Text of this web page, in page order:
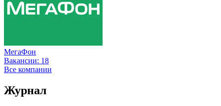
МегаФон
Вакансии: 18
Все компании
Журнал